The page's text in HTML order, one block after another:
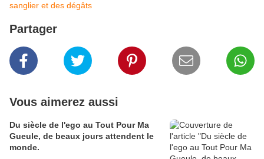
sanglier et des dégâts
Partager
Vous aimerez aussi
Du siècle de l'ego au Tout Pour Ma
Gueule, de beaux jours attendent le
monde.